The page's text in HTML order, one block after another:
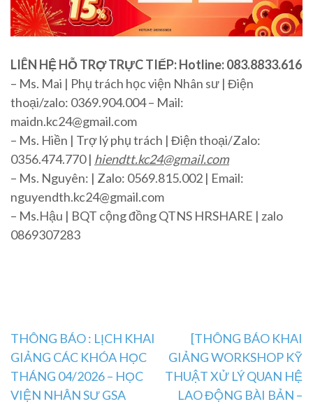
LIÊN HỆ HỖ TRỢ TRỰC TIẾP: Hotline: 083.8833.616
– Ms. Mai | Phụ trách học viện Nhân sư | Điện
thoại/zalo: 0369.904.004 – Mail:
maidn.kc24@gmail.com
– Ms. Hiền | Trợ lý phụ trách | Điện thoại/Zalo:
0356.474.770 | hiendtt.kc24@gmail.com
– Ms. Nguyên: | Zalo: 0569.815.002 | Email:
nguyendth.kc24@gmail.com
– Ms.Hậu | BQT cộng đồng QTNS HRSHARE | zalo
0869307283
Post
navigation
THÔNG BÁO : LỊCH KHAI
GIẢNG CÁC KHÓA HỌC
THÁNG 04/2026 – HỌC
VIỆN NHÂN SƯ GSA
[THÔNG BÁO KHAI
GIẢNG WORKSHOP KỸ
THUẬT XỬ LÝ QUAN HỆ
LAO ĐỘNG BÀI BẢN –